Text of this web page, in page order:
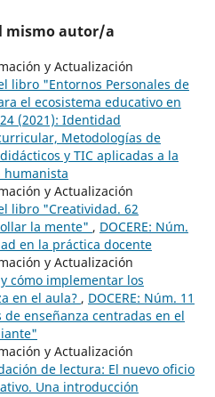
mismo autor/a
y Actualización
libro "Entornos Personales de
el ecosistema educativo en
24 (2021): Identidad
Metodologías de
y TIC aplicadas a la
humanista
y Actualización
libro "Creatividad. 62
la mente" , DOCERE: Núm.
en la práctica docente
y Actualización
cómo implementar los
en el aula? , DOCERE: Núm. 11
enseñanza centradas en el
y Actualización
de lectura: El nuevo oficio
Una introducción